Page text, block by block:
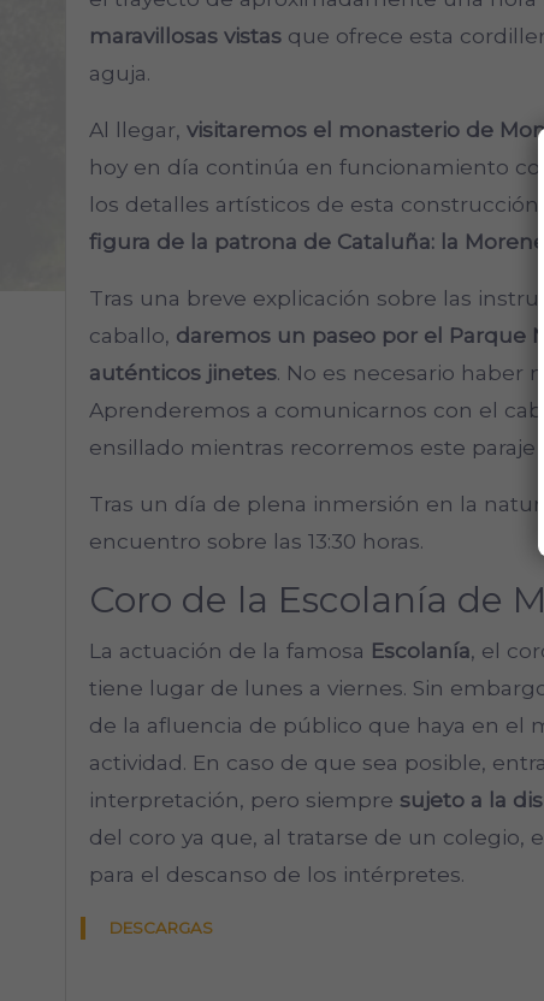
maravillosas vistasque ofrece esta
aguja.
Al llegar, visitaremos el monasterio de
hoy en día continúa en funcionamiento
los detalles artísticos de esta
figura de la patrona de Cataluña: la
Tras una breve explicación sobre las
caballo, daremos un paseo por el Parque
auténticos jinetes. No es necesario haber
Aprenderemos a comunicarnos con el
ensillado mientras recorremos este paraje
Tras un día de plena inmersión en la
encuentro sobre las 13:30 horas.
Coro de la Escolanía de
La actuación de la famosa Escolanía, el
tiene lugar de lunes a viernes. Sin
de la afluencia de público que haya en el
actividad. En caso de que sea posible,
interpretación, pero siempre sujeto a la
del coro ya que, al tratarse de un colegio,
para el descanso de los intérpretes.
DESCARGAS